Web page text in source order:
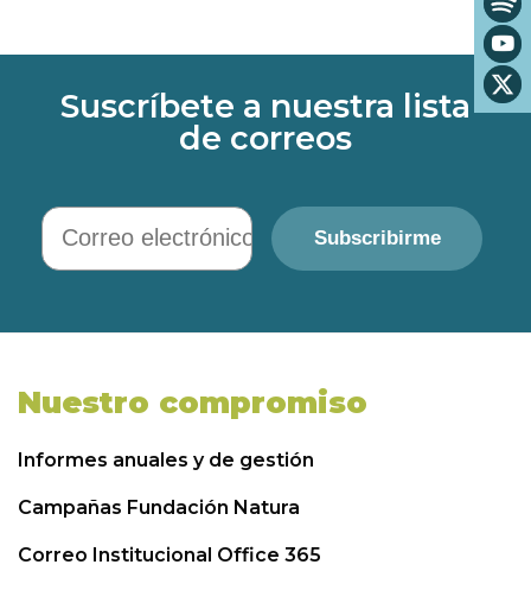
Suscríbete a nuestra lista
de correos
Correo electrónico
Subscribirme
Nuestro compromiso
Informes anuales y de gestión
Campañas Fundación Natura
Correo Institucional Office 365